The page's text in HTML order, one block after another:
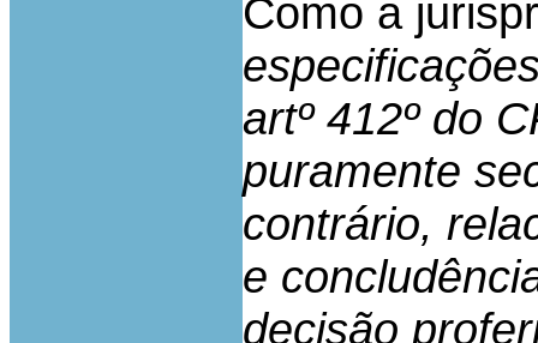
Como a
artº 412º do
puramente
contrário,
e
decisão